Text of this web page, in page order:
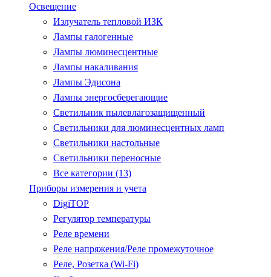
Освещение
Излучатель тепловой ИЗК
Лампы галогенные
Лампы люминесцентные
Лампы накаливания
Лампы Эдисона
Лампы энергосберегающие
Светильник пылевлагозащищенный
Светильники для люминесцентных ламп
Светильники настольные
Светильники переносные
Все категории (13)
Приборы измерения и учета
DigiTOP
Регулятор температуры
Реле времени
Реле напряжения/Реле промежуточное
Реле, Розетка (Wi-Fi)